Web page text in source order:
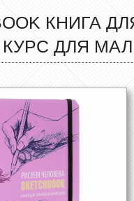
КНИГА
ДЛЯ